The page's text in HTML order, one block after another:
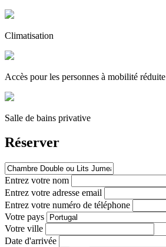
Climatisation
Accès pour les personnes à mobilité réduite
Salle de bains privative
Réserver
Entrez votre nom
Entrez votre adresse email
Entrez votre numéro de téléphone
Votre pays
Votre ville
Date d'arrivée